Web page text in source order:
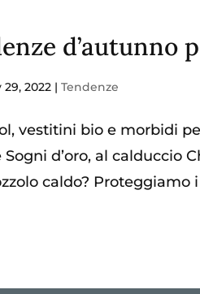
d’autunno
29, 2022 |Tendenze
vestitini bio e morbidi
d’oro, al calduccio
caldo? Proteggiamo